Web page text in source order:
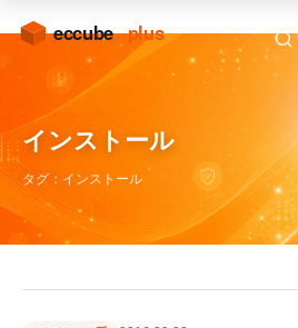
インストール
タグ：インストール